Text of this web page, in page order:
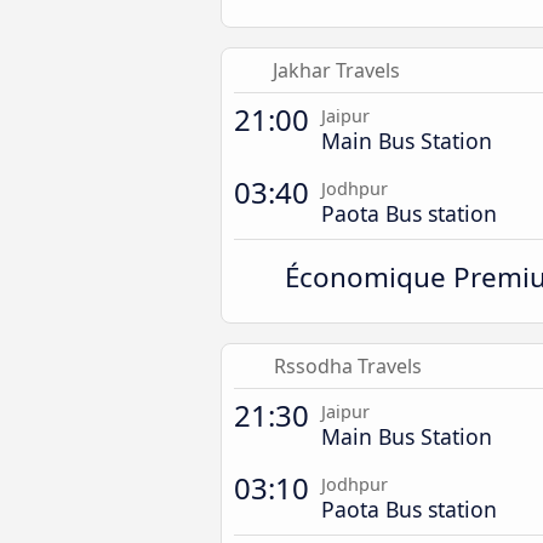
Jakhar Travels
21:00 Jaipur
Main Bus Station
03:40 Jodhpur
Paota Bus station
Économique
Rssodha Travels
21:30 Jaipur
Main Bus Station
03:10 Jodhpur
Paota Bus station